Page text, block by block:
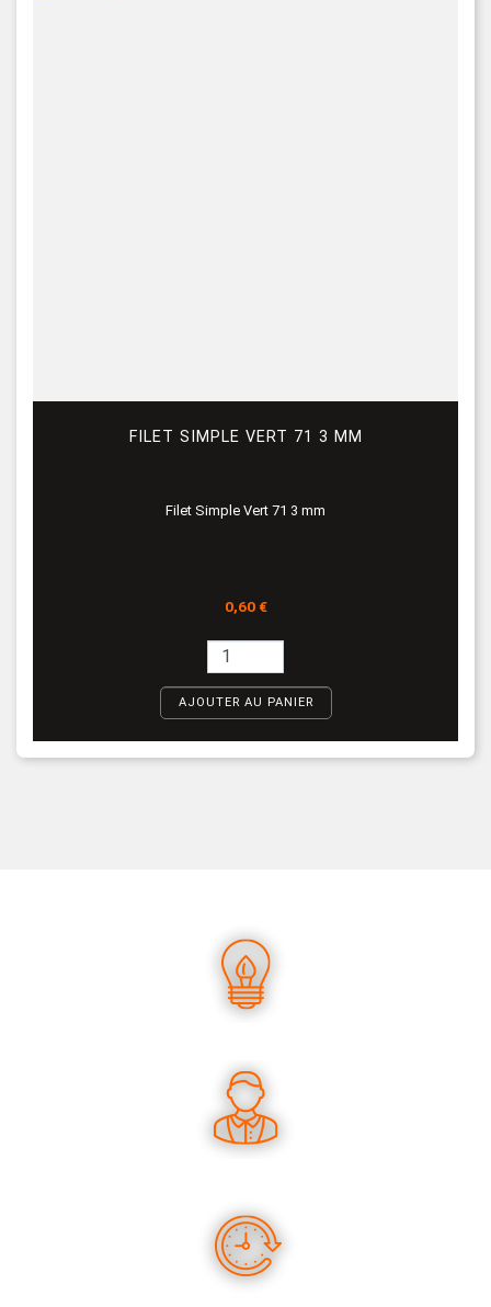
FILET SIMPLE VERT 71 3 MM
Filet Simple Vert 71 3 mm
Prix
0,60 €
AJOUTER AU PANIER